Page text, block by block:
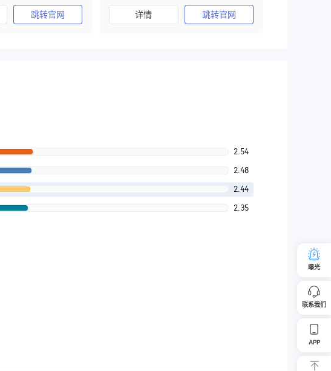
全牌照 (MM)
跳转官网
澳大利亚监管
全牌照 (MM)
主标MT4
详情 跳转官网
2.54
2.48
2.44
2.35
曝光
联系我们
APP